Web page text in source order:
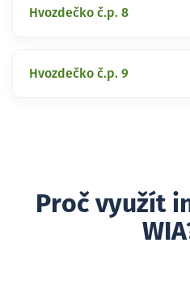
Hvozdečko č.p. 8
Hvozdečko č.p. 9
Proč využít